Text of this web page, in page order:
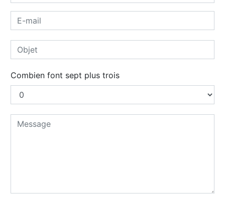
Combien font sept plus trois